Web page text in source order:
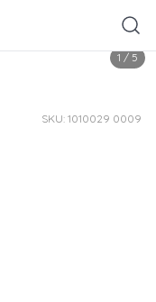
1 / 5
SKU: 1010029 0009